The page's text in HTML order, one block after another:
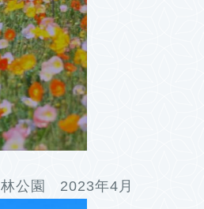
公園 2023年4月